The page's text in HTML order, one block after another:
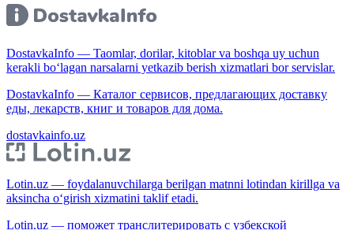
DostavkaInfo — Taomlar, dorilar, kitoblar va boshqa uy uchun
kerakli bo‘lagan narsalarni yetkazib berish xizmatlari bor servislar.
DostavkaInfo — Каталог сервисов, предлагающих доставку
еды, лекарств, книг и товаров для дома.
dostavkainfo.uz
Lotin.uz — foydalanuvchilarga berilgan matnni lotindan kirillga va
aksincha o‘girish xizmatini taklif etadi.
Lotin.uz — поможет транслитерировать с узбекской